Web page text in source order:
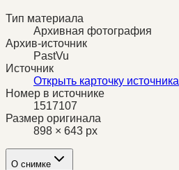
Тип материала
Архивная фотография
Архив-источник
PastVu
Источник
Открыть карточку источника
Номер в источнике
1517107
Размер оригинала
898 × 643 px
О снимке